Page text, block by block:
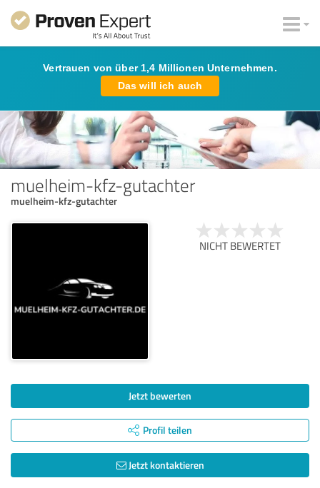
Vertrauen von über 1,4 Millionen Unternehmen.
Das will ich auch
muelheim-kfz-gutachter
muelheim-kfz-gutachter
NICHT BEWERTET
Jetzt bewerten
Profil teilen
Jetzt kontaktieren